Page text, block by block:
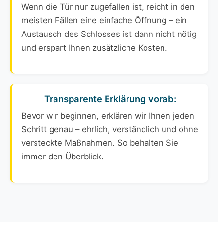
Wenn die Tür nur zugefallen ist, reicht in den
meisten Fällen eine einfache Öffnung – ein
Austausch des Schlosses ist dann nicht nötig
und erspart Ihnen zusätzliche Kosten.
Transparente Erklärung vorab:
Bevor wir beginnen, erklären wir Ihnen jeden
Schritt genau – ehrlich, verständlich und ohne
versteckte Maßnahmen. So behalten Sie
immer den Überblick.